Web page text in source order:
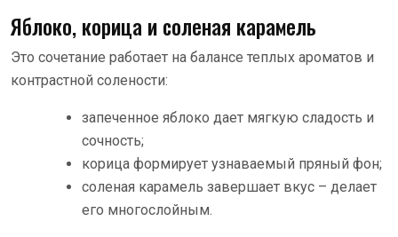
Яблоко, корица и соленая карамель
Это сочетание работает на балансе теплых ароматов и
контрастной солености:
запеченное яблоко дает мягкую сладость и
сочность;
корица формирует узнаваемый пряный фон;
соленая карамель завершает вкус – делает
его многослойным.